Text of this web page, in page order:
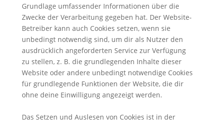
Grundlage umfassender Informationen über die
Zwecke der Verarbeitung gegeben hat. Der Website-
Betreiber kann auch Cookies setzen, wenn sie
unbedingt notwendig sind, um dir als Nutzer den
ausdrücklich angeforderten Service zur Verfügung
zu stellen, z. B. die grundlegenden Inhalte dieser
Website oder andere unbedingt notwendige Cookies
für grundlegende Funktionen der Website, die dir
ohne deine Einwilligung angezeigt werden.
Das Setzen und Auslesen von Cookies ist in der